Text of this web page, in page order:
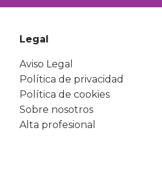
Legal
Aviso Legal
Política de privacidad
Política de cookies
Sobre nosotros
Alta profesional